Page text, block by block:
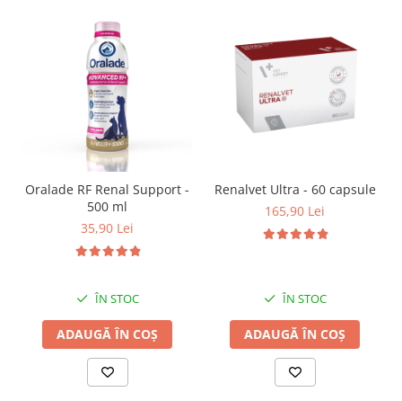
Oralade RF Renal Support -
500 ml
35,90 Lei
ÎN STOC
ADAUGĂ ÎN COȘ
Renalvet Ultra - 60 capsule
165,90 Lei
ÎN STOC
ADAUGĂ ÎN COȘ